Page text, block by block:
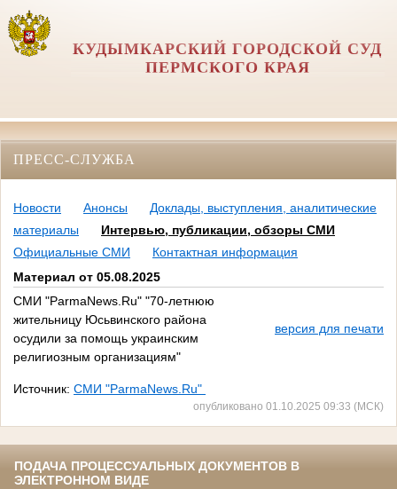
КУДЫМКАРСКИЙ ГОРОДСКОЙ СУД
ПЕРМСКОГО КРАЯ
ПРЕСС-СЛУЖБА
Новости Анонсы
Доклады, выступления, аналитические
материалы
Интервью, публикации, обзоры СМИ
Официальные СМИ
Контактная информация
Материал от 05.08.2025
СМИ "ParmaNews.Ru" "70-летнюю
жительницу Юсьвинского района
осудили за помощь украинским
религиозным организациям"
версия для печати
Источник: СМИ "ParmaNews.Ru"
опубликовано 01.10.2025 09:33 (МСК)
ПОДАЧА ПРОЦЕССУАЛЬНЫХ ДОКУМЕНТОВ В
ЭЛЕКТРОННОМ ВИДЕ